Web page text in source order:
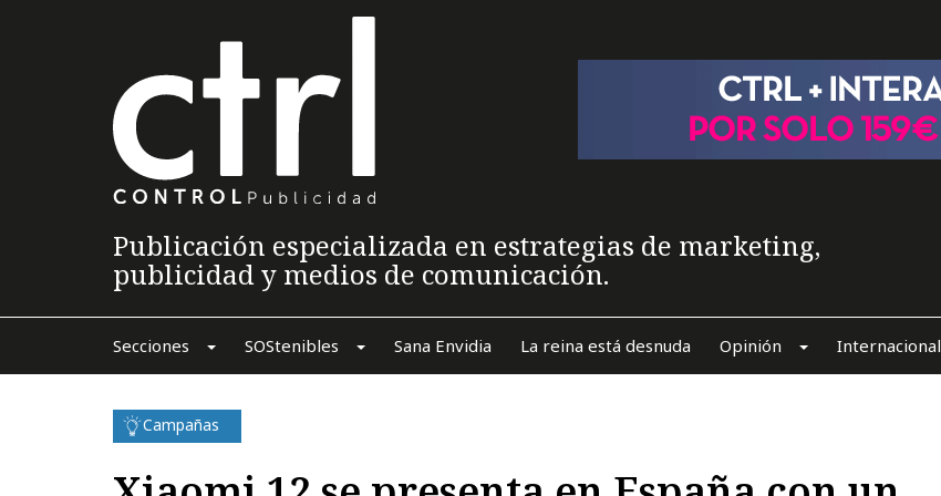
Publicación especializada en estrategias de marketing,
publicidad y medios de comunicación.
Secciones SOStenibles Sana Envidia La reina está desnuda Opinión Internacional
Campañas